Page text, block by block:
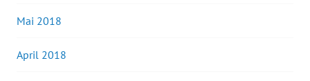
Mai 2018
April 2018